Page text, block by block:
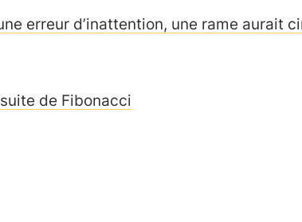
erreur d’inattention, une rame aurait
de Fibonacci